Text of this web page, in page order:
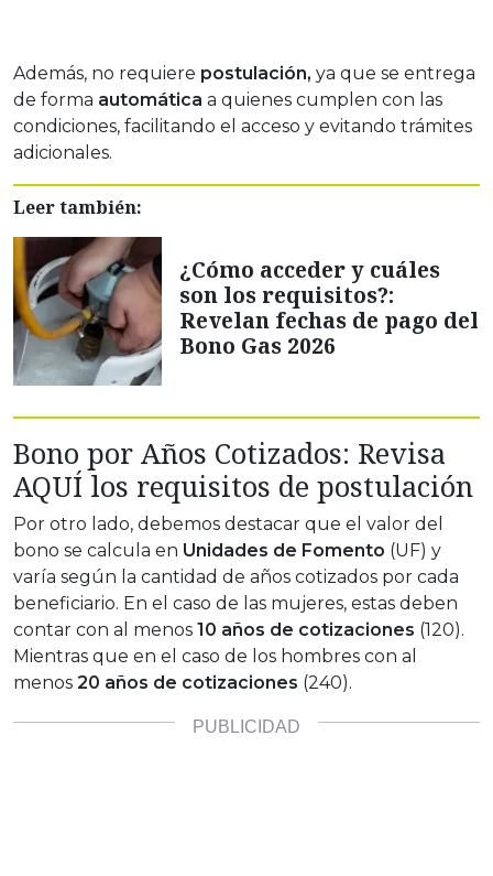
Además, no requiere postulación, ya que se entrega
de forma automática a quienes cumplen con las
condiciones, facilitando el acceso y evitando trámites
adicionales.
Leer también:
¿Cómo acceder y cuáles
son los requisitos?:
Revelan fechas de pago del
Bono Gas 2026
Bono por Años Cotizados: Revisa
AQUÍ los requisitos de postulación
Por otro lado, debemos destacar que el valor del
bono se calcula en Unidades de Fomento (UF) y
varía según la cantidad de años cotizados por cada
beneficiario. En el caso de las mujeres, estas deben
contar con al menos 10 años de cotizaciones (120).
Mientras que en el caso de los hombres con al
menos 20 años de cotizaciones (240).